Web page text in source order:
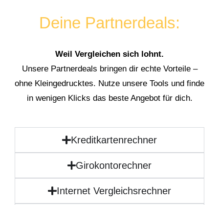
Deine Partnerdeals:
Weil Vergleichen sich lohnt.
Unsere Partnerdeals bringen dir echte Vorteile –
ohne Kleingedrucktes. Nutze unsere Tools und finde
in wenigen Klicks das beste Angebot für dich.
Kreditkartenrechner
Girokontorechner
Internet Vergleichsrechner